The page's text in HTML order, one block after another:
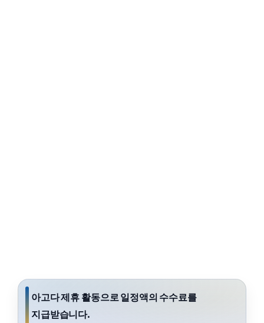
아고다 제휴 활동으로 일정액의 수수료를
지급받습니다.